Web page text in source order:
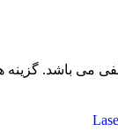
می باشد. گزینه